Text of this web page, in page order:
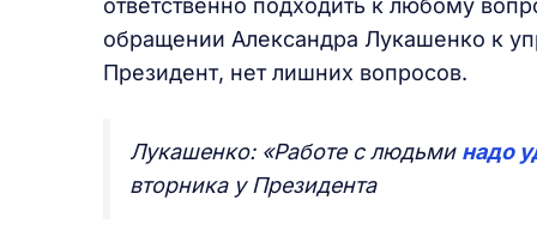
ответственно подходить к любому
обращении Александра Лукашенко к
Президент, нет лишних вопросов.
Лукашенко: «Работе с людьми надо
вторника у Президента